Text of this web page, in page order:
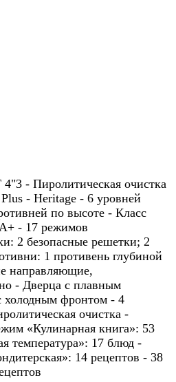
- Пиролитическая очистка
- Heritage - 6 уровней
по высоте - Класс
- 17 режимов
2 безопасные решетки; 2
1 противень глубиной
направляющие,
- Дверца с плавным
холодным фронтом - 4
очистка -
«Кулинарная книга»: 53
температура»: 17 блюд -
14 рецептов - 38